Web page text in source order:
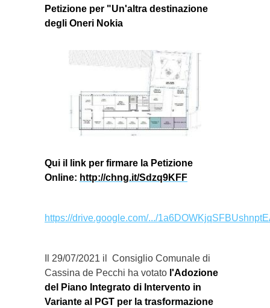
Petizione per "Un'altra destinazione
degli Oneri Nokia
Qui il link per firmare la Petizione
Online: http://chng.it/Sdzq9KFF
https://drive.google.com/.../
Il 29/07/2021 il Consiglio Comunale di
Cassina de Pecchi ha votato l'Adozione
del Piano Integrato di Intervento in
Variante al PGT per la trasformazione